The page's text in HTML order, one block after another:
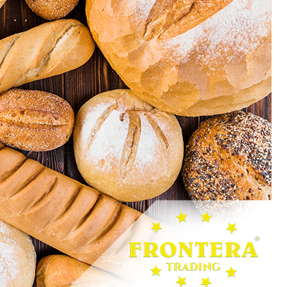
Work from Home